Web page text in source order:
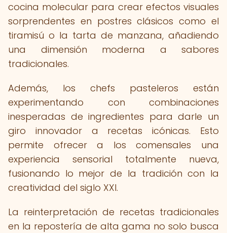
cocina molecular para crear efectos visuales
sorprendentes en postres clásicos como el
tiramisú o la tarta de manzana, añadiendo
una dimensión moderna a sabores
tradicionales.
Además, los chefs pasteleros están
experimentando con combinaciones
inesperadas de ingredientes para darle un
giro innovador a recetas icónicas. Esto
permite ofrecer a los comensales una
experiencia sensorial totalmente nueva,
fusionando lo mejor de la tradición con la
creatividad del siglo XXI.
La reinterpretación de recetas tradicionales
en la repostería de alta gama no solo busca